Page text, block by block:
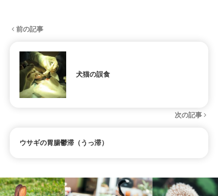
前の記事
犬猫の誤食
次の記事
ウサギの胃腸鬱滞（うっ滞）